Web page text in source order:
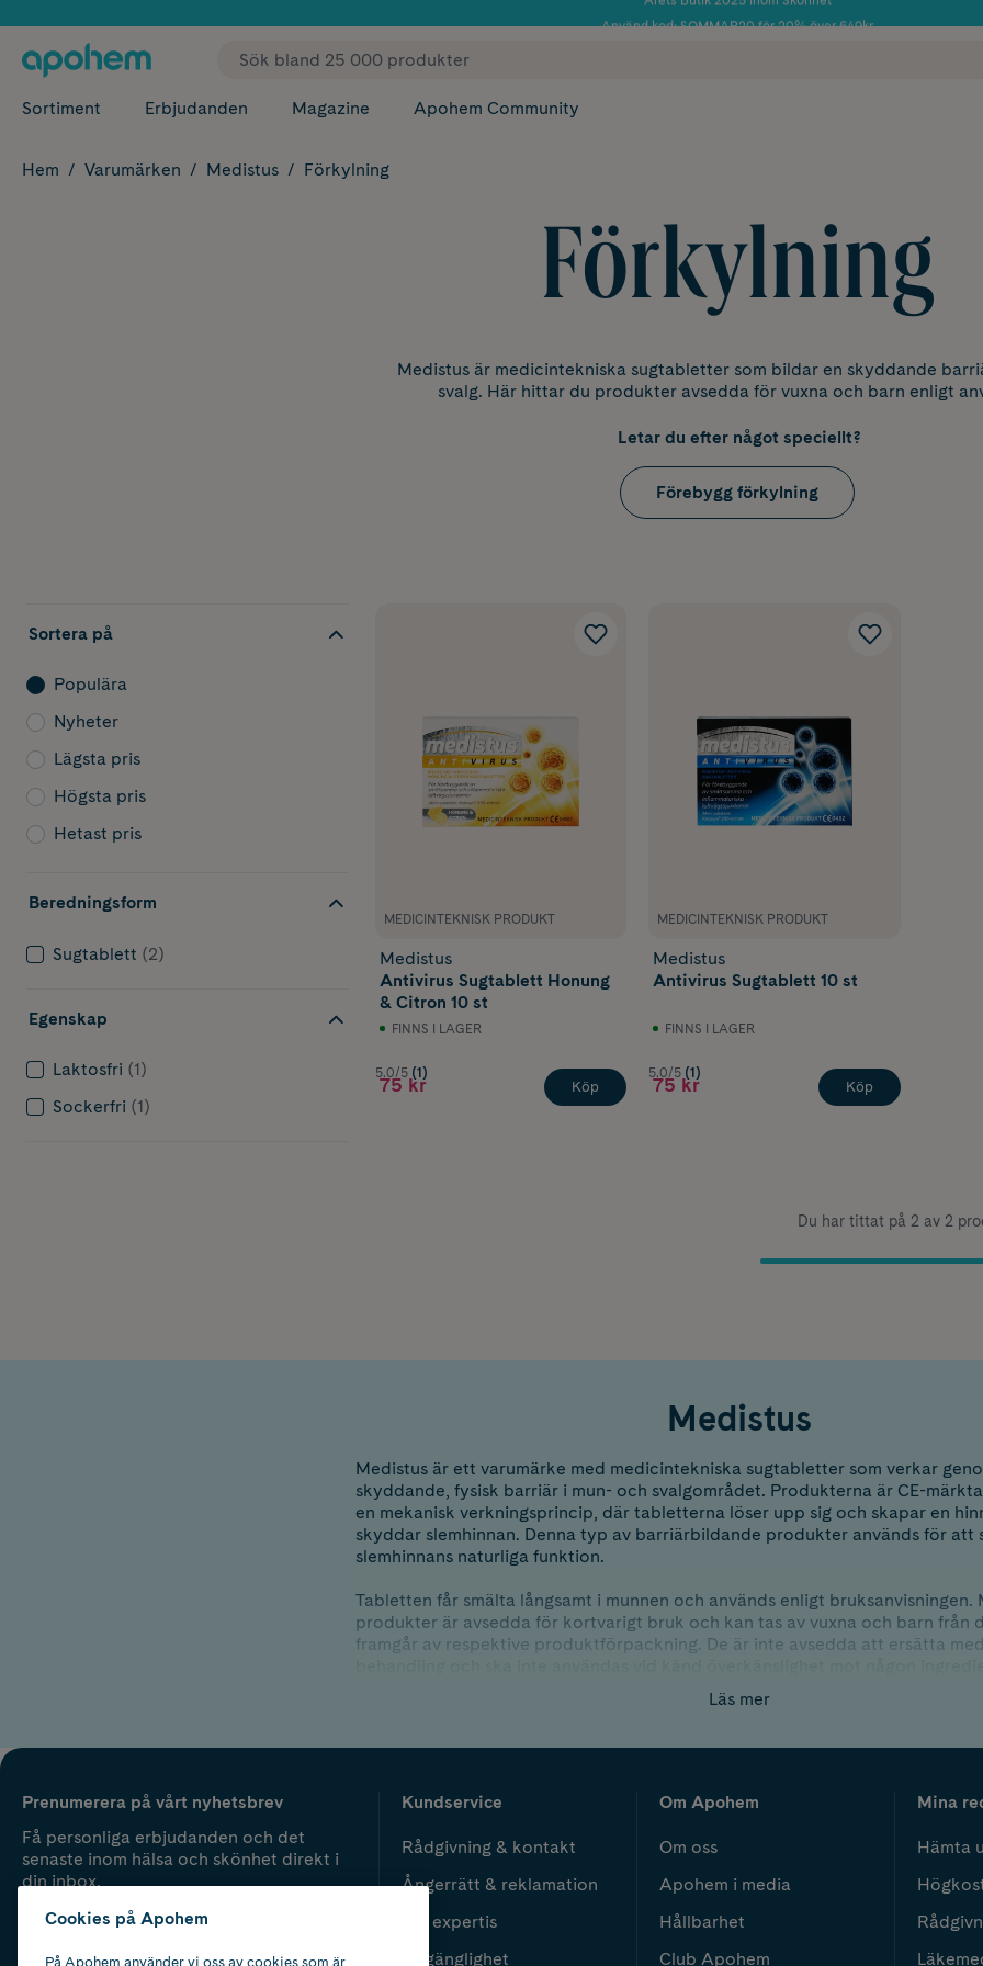
Årets Butik 2025 inom Skönhet
✓ Fri frakt
Sortiment Erbjudanden Magazine Apohem Community
Hem Varumärken Medistus Förkylning
Förkylning
Medistus är medicintekniska sugtabletter som bildar en skyddande
svalg. Här hittar du produkter avsedda för vuxna och barn enligt
Letar du efter något speciellt?
Förebygg förkylning
Sortera på
Populära
Nyheter
Lägsta pris
Högsta pris
Hetast pris
Beredningsform
Sugtablett (2)
Egenskap
Laktosfri (1)
Sockerfri (1)
MEDICINTEKNISK PRODUKT
Medistus
Antivirus Sugtablett Honung
& Citron 10 st
FINNS I LAGER
5.0/5 (1)
75 kr Köp
MEDICINTEKNISK PRODUKT
Medistus
Antivirus Sugtablett 10 st
FINNS I LAGER
5.0/5 (1)
75 kr Köp
Du har tittat på 2 av 2
Medistus
Medistus är ett varumärke med medicintekniska sugtabletter som verkar
skyddande, fysisk barriär i mun- och svalgområdet. Produkterna är CE-
en mekanisk verkningsprincip, där tabletterna löser upp sig och skapar en
skyddar slemhinnan. Denna typ av barriärbildande produkter används för att
slemhinnans naturliga funktion.
Tabletten får smälta långsamt i munnen och används enligt bruksanvisningen.
produkter är avsedda för kortvarigt bruk och kan tas av vuxna och barn från
framgår av respektive produktförpackning. De är inte avsedda att ersätta
Information om användning, dosering, begränsningar och eventuella
i bruk.
Medistus erbjuder ett medicintekniskt alternativ för personer som vill
Läs mer
Prenumerera på vårt nyhetsbrev
Få personliga erbjudanden och det
senaste inom hälsa och skönhet direkt i
din inbox.
Kundservice
Rådgivning & kontakt
Ångerrätt & reklamation
Vår expertis
Tillgänglighet
Om Apohem
Om oss
Apohem i media
Hållbarhet
Club Apohem
Mina
Hämta
Cookies på Apohem
På Apohem använder vi oss av cookies som är